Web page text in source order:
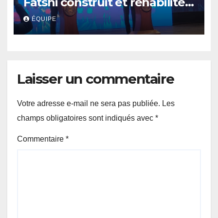
des infrastructures de la
République »
ÉQUIPE
Laisser un commentaire
Votre adresse e-mail ne sera pas publiée. Les
champs obligatoires sont indiqués avec *
Commentaire *